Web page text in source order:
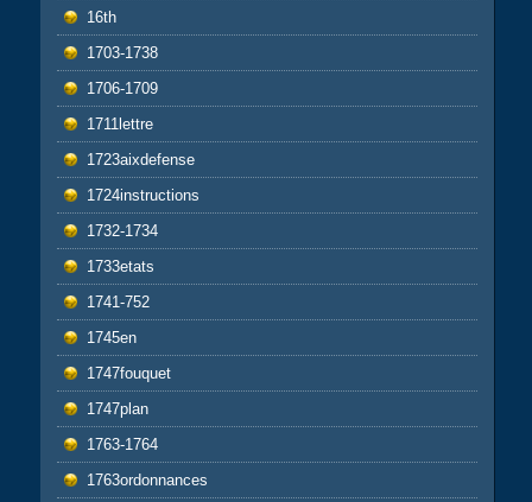
16th
1703-1738
1706-1709
1711lettre
1723aixdefense
1724instructions
1732-1734
1733etats
1741-752
1745en
1747fouquet
1747plan
1763-1764
1763ordonnances